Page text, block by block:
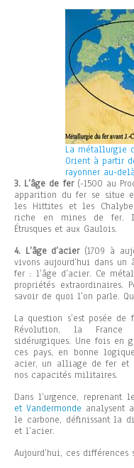
La métallurgie
Orient à partir
rayonner au-
3. L’âge de fer(-1500 au
apparition du fer se situe
les Hittites et les
riche en mines de fer.
Étrusques et aux Gaulois.
4. L’âge d’acier(1709 à
vivons aujourd’hui dans
fer : l’âge d’acier. Ce
propriétés extraordinaires.
savoir de quoi l’on parle.
La question s’est posée
Révolution, la France
sidérurgiques. Une fois en
ces pays, en bonne
acier, un alliage de fer et
nos capacités militaires.
Dans l’urgence, reprenant
et Vandermonde analysent
le carbone, définissant la
et l’acier.
Aujourd’hui, ces